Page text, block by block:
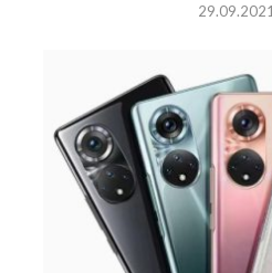
29.09.2021